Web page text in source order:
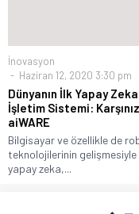
İnovasyon
Haziran 12, 2020 3:30 pm
Dünyanın İlk Yapay Zeka
İşletim Sistemi:
aiWARE
Bilgisayar ve özellikle de
teknolojilerinin
yapay zeka,...